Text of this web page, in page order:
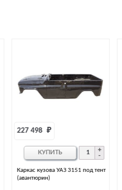
Каркас кабины УАЗ 3303
инжектор/карбюратор